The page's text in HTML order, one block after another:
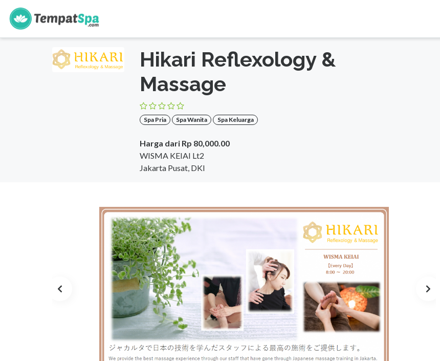
s
Hikari Reflexology &
Massage
Spa Pria Spa Wanita Spa Keluarga
Harga dari Rp 80,000.00
WISMA KEIAI Lt2
Jakarta Pusat, DKI